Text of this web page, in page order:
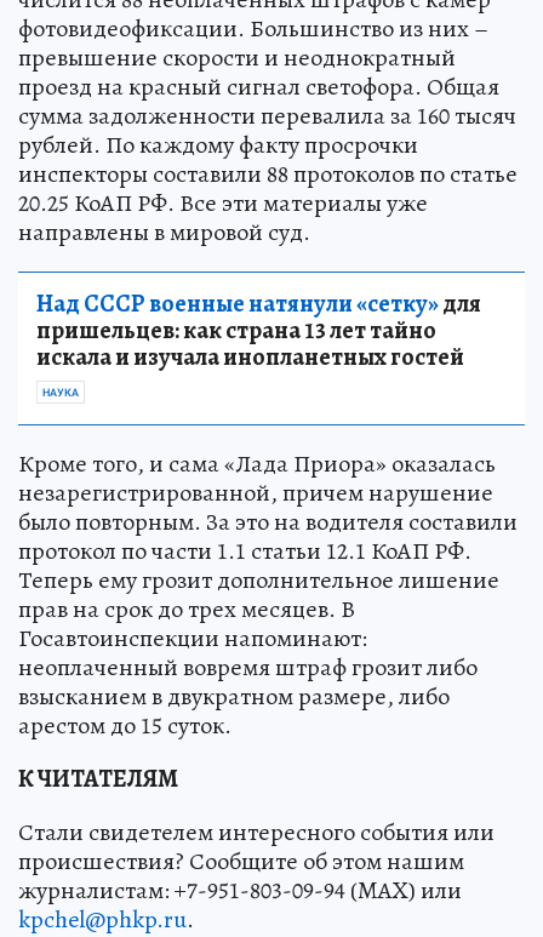
фотовидеофиксации. Большинство из них –
превышение скорости и неоднократный
проезд на красный сигнал светофора. Общая
сумма задолженности перевалила за 160 тысяч
рублей. По каждому факту просрочки
инспекторы составили 88 протоколов по статье
20.25 КоАП РФ. Все эти материалы уже
направлены в мировой суд.
Над СССР военные натянули «сетку»для
пришельцев: как страна 13 лет тайно
искала и изучала инопланетных гостей
НАУКА
Кроме того, и сама «Лада Приора» оказалась
незарегистрированной, причем нарушение
было повторным. За это на водителя составили
протокол по части 1.1 статьи 12.1 КоАП РФ.
Теперь ему грозит дополнительное лишение
прав на срок до трех месяцев. В
Госавтоинспекции напоминают:
неоплаченный вовремя штраф грозит либо
взысканием в двукратном размере, либо
арестом до 15 суток.
К ЧИТАТЕЛЯМ
Стали свидетелем интересного события или
происшествия? Сообщите об этом нашим
журналистам: +7-951-803-09-94 (MAX) или
kpchel@phkp.ru.